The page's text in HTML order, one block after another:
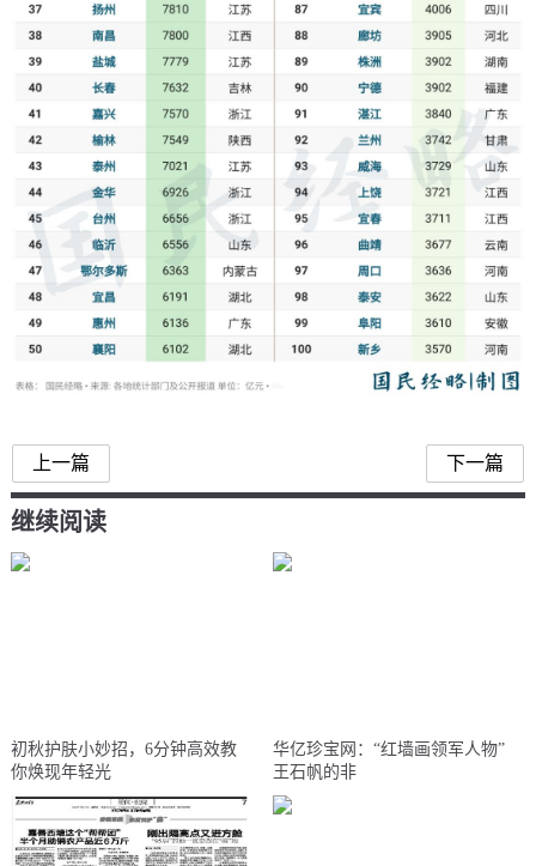
上一篇 下一篇
继续阅读
初秋护肤小妙招，6分钟高效教
你焕现年轻光
华亿珍宝网：“红墙画领军人物”
王石帆的非